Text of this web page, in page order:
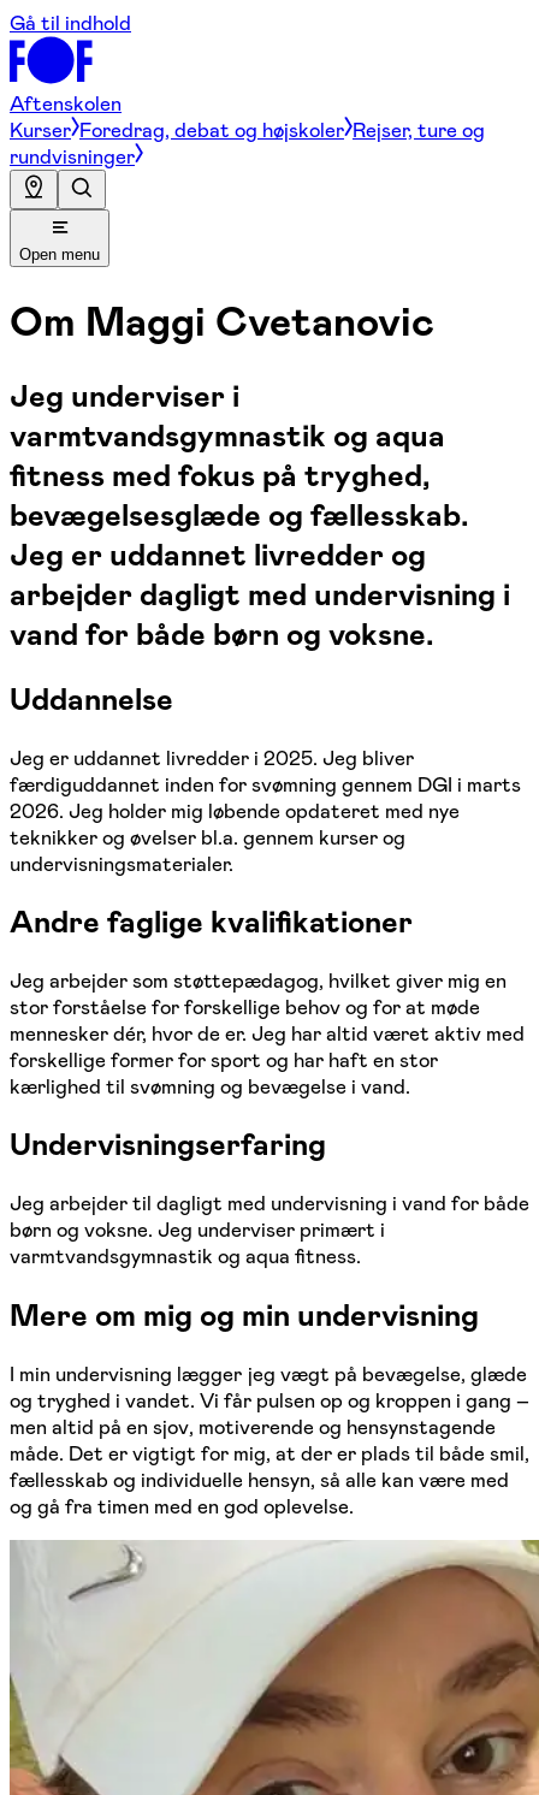
Gå til indhold
Aftenskolen
Kurser Foredrag, debat og højskoler Rejser, ture og
rundvisninger
Open menu
Om Maggi Cvetanovic
Jeg underviser i
varmtvandsgymnastik og aqua
fitness med fokus på tryghed,
bevægelsesglæde og fællesskab.
Jeg er uddannet livredder og
arbejder dagligt med undervisning i
vand for både børn og voksne.
Uddannelse
Jeg er uddannet livredder i 2025. Jeg bliver
færdiguddannet inden for svømning gennem DGI i marts
2026. Jeg holder mig løbende opdateret med nye
teknikker og øvelser bl.a. gennem kurser og
undervisningsmaterialer.
Andre faglige kvalifikationer
Jeg arbejder som støttepædagog, hvilket giver mig en
stor forståelse for forskellige behov og for at møde
mennesker dér, hvor de er. Jeg har altid været aktiv med
forskellige former for sport og har haft en stor
kærlighed til svømning og bevægelse i vand.
Undervisningserfaring
Jeg arbejder til dagligt med undervisning i vand for både
børn og voksne. Jeg underviser primært i
varmtvandsgymnastik og aqua fitness.
Mere om mig og min undervisning
I min undervisning lægger jeg vægt på bevægelse, glæde
og tryghed i vandet. Vi får pulsen op og kroppen i gang –
men altid på en sjov, motiverende og hensynstagende
måde. Det er vigtigt for mig, at der er plads til både smil,
fællesskab og individuelle hensyn, så alle kan være med
og gå fra timen med en god oplevelse.